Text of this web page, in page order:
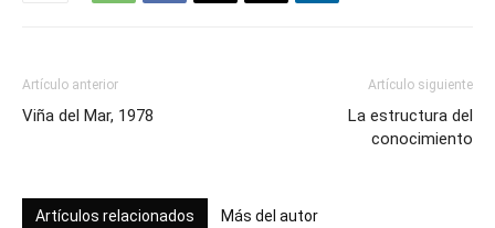
Artículo anterior
Viña del Mar, 1978
Artículo siguiente
La estructura del
conocimiento
Artículos relacionados Más del autor